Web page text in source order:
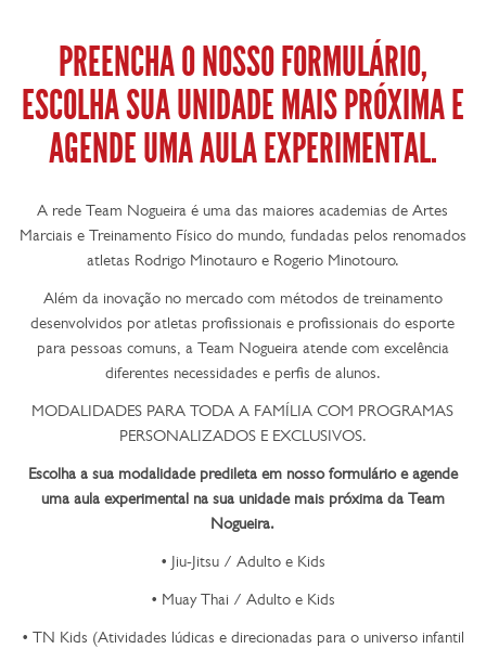
PREENCHA O NOSSO FORMULÁRIO,
ESCOLHA SUA UNIDADE MAIS PRÓXIMA E
AGENDE UMA AULA EXPERIMENTAL.
A rede Team Nogueira é uma das maiores academias de Artes
Marciais e Treinamento Físico do mundo, fundadas pelos renomados
atletas Rodrigo Minotauro e Rogerio Minotouro.
Além da inovação no mercado com métodos de treinamento
desenvolvidos por atletas profissionais e profissionais do esporte
para pessoas comuns, a Team Nogueira atende com excelência
diferentes necessidades e perfis de alunos.
MODALIDADES PARA TODA A FAMÍLIA COM PROGRAMAS
PERSONALIZADOS E EXCLUSIVOS.
Escolha a sua modalidade predileta em nosso formulário e agende
uma aula experimental na sua unidade mais próxima da Team
Nogueira.
• Jiu-Jitsu / Adulto e Kids
• Muay Thai / Adulto e Kids
• TN Kids (Atividades lúdicas e direcionadas para o universo infantil